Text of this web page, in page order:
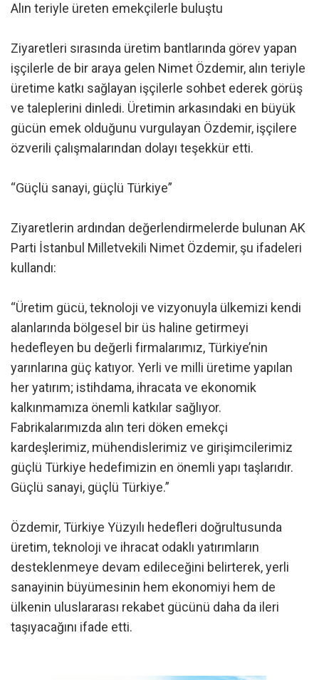
Alın teriyle üreten emekçilerle buluştu
Ziyaretleri sırasında üretim bantlarında görev yapan
işçilerle de bir araya gelen Nimet Özdemir, alın teriyle
üretime katkı sağlayan işçilerle sohbet ederek görüş
ve taleplerini dinledi. Üretimin arkasındaki en büyük
gücün emek olduğunu vurgulayan Özdemir, işçilere
özverili çalışmalarından dolayı teşekkür etti.
“Güçlü sanayi, güçlü Türkiye”
Ziyaretlerin ardından değerlendirmelerde bulunan AK
Parti İstanbul Milletvekili Nimet Özdemir, şu ifadeleri
kullandı:
“Üretim gücü, teknoloji ve vizyonuyla ülkemizi kendi
alanlarında bölgesel bir üs haline getirmeyi
hedefleyen bu değerli firmalarımız, Türkiye’nin
yarınlarına güç katıyor. Yerli ve milli üretime yapılan
her yatırım; istihdama, ihracata ve ekonomik
kalkınmamıza önemli katkılar sağlıyor.
Fabrikalarımızda alın teri döken emekçi
kardeşlerimiz, mühendislerimiz ve girişimcilerimiz
güçlü Türkiye hedefimizin en önemli yapı taşlarıdır.
Güçlü sanayi, güçlü Türkiye.”
Özdemir, Türkiye Yüzyılı hedefleri doğrultusunda
üretim, teknoloji ve ihracat odaklı yatırımların
desteklenmeye devam edileceğini belirterek, yerli
sanayinin büyümesinin hem ekonomiyi hem de
ülkenin uluslararası rekabet gücünü daha da ileri
taşıyacağını ifade etti.